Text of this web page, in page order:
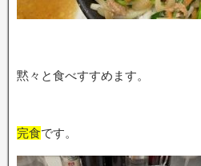
黙々と食べすすめます。
完食です。